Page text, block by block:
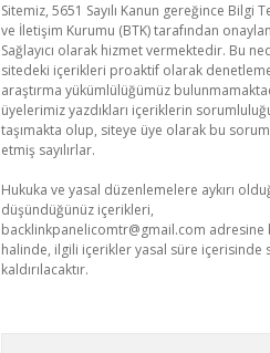
Sitemiz, 5651 Sayılı Kanun gereğince Bilgi
ve İletişim Kurumu (BTK) tarafından
Sağlayıcı olarak hizmet vermektedir. Bu
sitedeki içerikleri proaktif olarak
araştırma yükümlülüğümüz
üyelerimiz yazdıkları içeriklerin
taşımakta olup, siteye üye olarak bu
etmiş sayılırlar.
Hukuka ve yasal düzenlemelere aykırı
düşündüğünüz içerikleri,
backlinkpanelicomtr@gmail.com adresine
halinde, ilgili içerikler yasal süre içerisinde
kaldırılacaktır.